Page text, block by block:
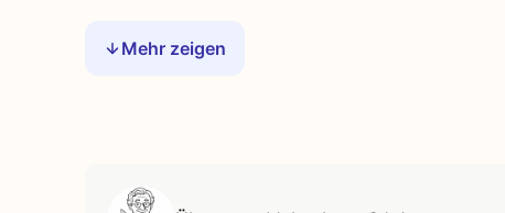
Mehr zeigen